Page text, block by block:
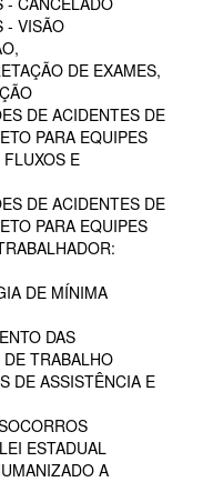
- VISÃO
DE EXAMES,
DE ACIDENTES DE
PARA EQUIPES
E
DE ACIDENTES DE
PARA EQUIPES
DE MÍNIMA
DAS
TRABALHO
DE ASSISTÊNCIA E
ESTADUAL
A